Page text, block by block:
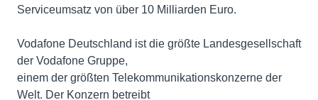
Serviceumsatz von über 10 Milliarden Euro.
Vodafone Deutschland ist die größte Landesgesellschaft
der Vodafone Gruppe,
einem der größten Telekommunikationskonzerne der
Welt. Der Konzern betreibt